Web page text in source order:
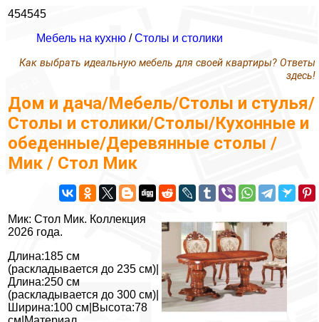
454545
Мебель на кухню /Столы и столики
Как выбрать идеальную мебель для своей квартиры? Ответы
здесь!
Дом и дача/Мебель/Столы и стулья/
Столы и столики/Столы/Кухонные и
обеденные/Деревянные столы /
Мик / Стол Мик
Мик: Стол Мик. Коллекция
2026 года.
Длина:185 см
(раскладывается до 235 см)|
Длина:250 см
(раскладывается до 300 см)|
Ширина:100 см|Высота:78